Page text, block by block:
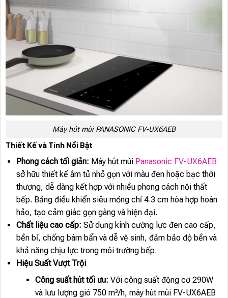
Máy hút mùi PANASONIC FV-UX6AEB
Thiết Kế và Tính Nổi Bật
Phong cách tối giản: Máy hút mùi Panasonic FV-UX6AEB
sở hữu thiết kế âm tủ nhỏ gọn với màu đen hoặc bạc thời
thượng, dễ dàng kết hợp với nhiều phong cách nội thất
bếp. Bảng điều khiển siêu mỏng chỉ 4.3 cm hòa hợp hoàn
hảo, tạo cảm giác gọn gàng và hiện đại.
Chất liệu cao cấp: Sử dụng kính cường lực đen cao cấp,
bền bỉ, chống bám bẩn và dễ vệ sinh, đảm bảo độ bền và
khả năng chịu lực trong môi trường bếp.
Hiệu Suất Vượt Trội
Công suất hút tối ưu: Với công suất động cơ 290W
và lưu lượng gió 750 m³/h, máy hút mùi FV-UX6AEB